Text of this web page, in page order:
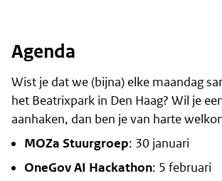
Agenda
Wist je dat we (bijna) elke maandag
het Beatrixpark in Den Haag? Wil je
aanhaken, dan ben je van harte
MOZa Stuurgroep: 30 januari
OneGov AI Hackathon: 5 februari